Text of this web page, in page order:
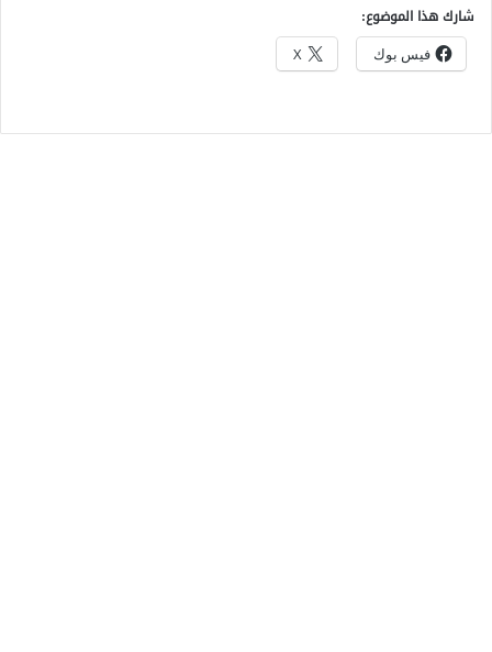
شارك هذا الموضوع:
فيس بوك X